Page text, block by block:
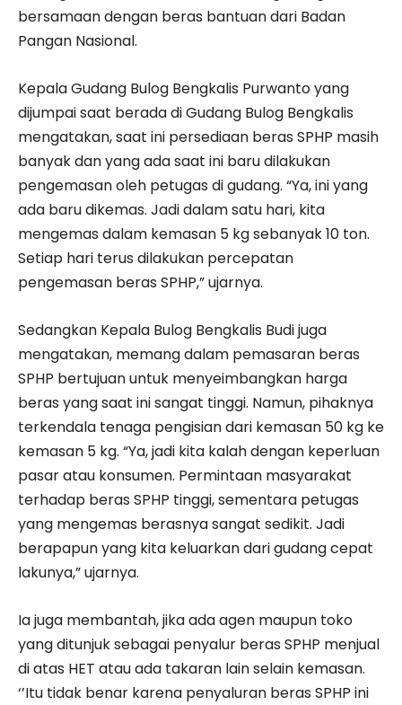
bersamaan dengan beras bantuan dari Badan
Pangan Nasional.
Kepala Gudang Bulog Bengkalis Purwanto yang
dijumpai saat berada di Gudang Bulog Bengkalis
mengatakan, saat ini persediaan beras SPHP masih
banyak dan yang ada saat ini baru dilakukan
pengemasan oleh petugas di gudang. “Ya, ini yang
ada baru dikemas. Jadi dalam satu hari, kita
mengemas dalam kemasan 5 kg sebanyak 10 ton.
Setiap hari terus dilakukan percepatan
pengemasan beras SPHP,” ujarnya.
Sedangkan Kepala Bulog Bengkalis Budi juga
mengatakan, memang dalam pemasaran beras
SPHP bertujuan untuk menyeimbangkan harga
beras yang saat ini sangat tinggi. Namun, pihaknya
terkendala tenaga pengisian dari kemasan 50 kg ke
kemasan 5 kg. “Ya, jadi kita kalah dengan keperluan
pasar atau konsumen. Permintaan masyarakat
terhadap beras SPHP tinggi, sementara petugas
yang mengemas berasnya sangat sedikit. Jadi
berapapun yang kita keluarkan dari gudang cepat
lakunya,” ujarnya.
Ia juga membantah, jika ada agen maupun toko
yang ditunjuk sebagai penyalur beras SPHP menjual
di atas HET atau ada takaran lain selain kemasan.
‘’Itu tidak benar karena penyaluran beras SPHP ini